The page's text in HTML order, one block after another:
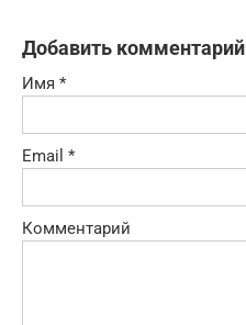
Добавить комментарий
Имя *
Email *
Комментарий